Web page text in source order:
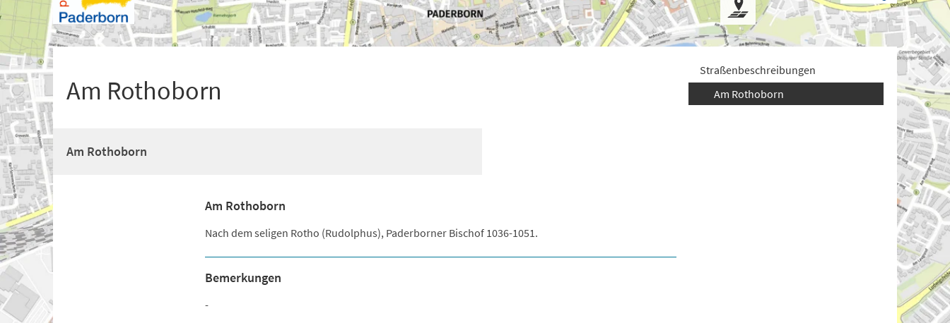
+
Am Rothoborn
Am Rothoborn
Am Rothoborn
Nach dem seligen Rotho (Rudolphus), Paderborner Bischof 1036-1051.
Bemerkungen
-
Straßenbeschreibungen
Am Rothoborn